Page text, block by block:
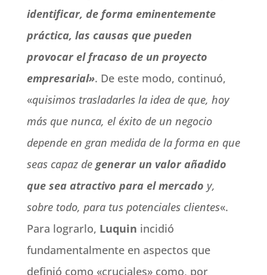
identificar, de forma eminentemente
práctica, las causas que pueden
provocar el fracaso de un proyecto
empresarial». De este modo, continuó,
«quisimos trasladarles la idea de que, hoy
más que nunca, el éxito de un negocio
depende en gran medida de la forma en que
seas capaz degenerar un valor añadido
que sea atractivo para el mercado y,
sobre todo, para tus potenciales clientes«.
Para lograrlo, Luquin incidió
fundamentalmente en aspectos que
definió como «cruciales» como, por